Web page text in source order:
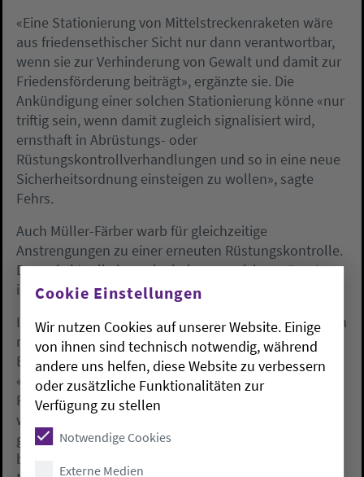
«Eine Stationierung von Mittelstreckenraketen wäre
aus friedensethischer Sicht nur dann verantwortbar,
wenn sie zur Verhinderung von Gewalt und damit zur
Friedensförderung beiträgt», ergänzte sie. Die
Ankündigung einer solchen Stationierung könne «nur
triftig sein, wenn damit zugleich signalisiert wird,
ernsthaft in Abrüstungs- oder
Rüstungskontrollverhandlungen und so in eine neue
Sicherheitsordnung einsteigen zu wollen», sagte
Fehrs.
Auch Müller-Färber warb für gleichzeitige
Anstrengungen zu einer erneuten Rüstungskontrolle.
Das sei aktuell aber schwierig zu erreichen, räumte er
im Magazin «zeitzeichen» (online, Freitag) ein.
In die Entscheidung über die Stationierung der Waffen
muss Müller-Färbers Worten zufolge das
Eskalationsrisiko einberechnet werden, das
«vermutlich gering, aber eben nicht Null» sei. Dem
Risiko seien die Kosten gegenüberzustellen, «die ein
weiteres Leisetreten in puncto Mittelstreckenwaffen
gegenüber Moskau zur Folge hätte». Russland habe
bereits heute viele Mittelstreckenwaffensysteme, die
Cookie Einstellungen
Wir nutzen Cookies auf unserer Website. Einige
von ihnen sind technisch notwendig, während
andere uns helfen, diese Website zu verbessern
oder zusätzliche Funktionalitäten zur
Verfügung zu stellen
Notwendige Cookies
Externe Medien